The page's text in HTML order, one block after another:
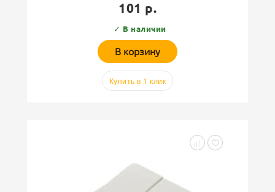
101 р.
✓ В наличии
В корзину
Купить в 1 клик